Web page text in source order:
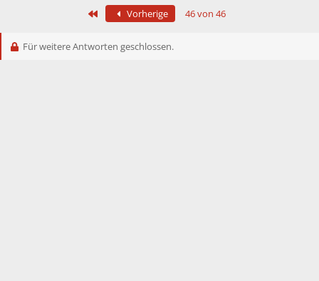
Erste Vorherige 46 von 46
Für weitere Antworten geschlossen.